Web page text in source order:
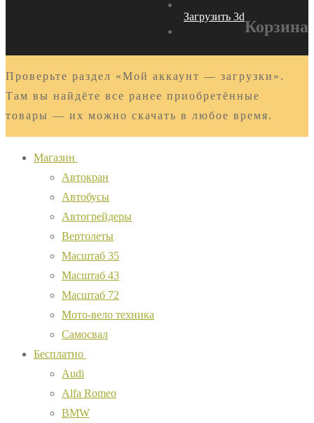
Загрузить 3d
Корзина
Проверьте раздел «Мой аккаунт — загрузки».
Там вы найдёте все ранее приобретённые
товары — их можно скачать в любое время.
Магазин
Автокран
Автобусы
Автогрейдеры
Вертолеты
Масштаб 35
Масштаб 43
Масштаб 72
Мото-вело техника
Самосвал
Бесплатно
Audi
Alfa Romeo
BMW